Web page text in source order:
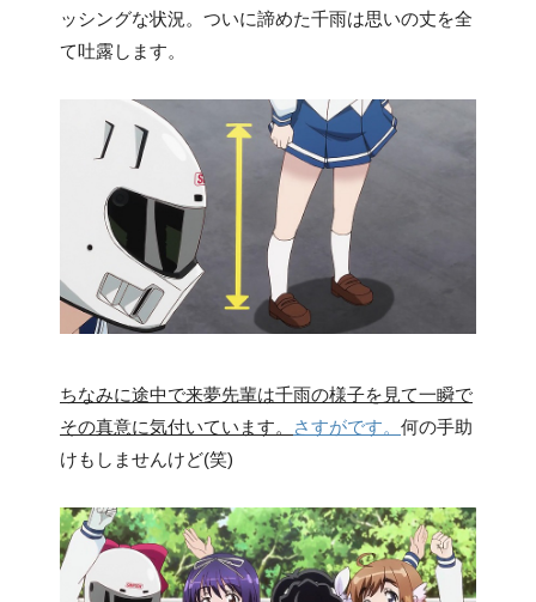
ッシングな状況。ついに諦めた千雨は思いの丈を全
て吐露します。
ちなみに途中で来夢先輩は千雨の様子を見て一瞬で
その真意に気付いています。
さすがです。 何の手助
けもしませんけど(笑)